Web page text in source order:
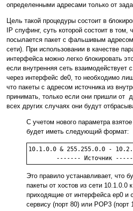
определенными адресами только от
Цель такой процедуры состоит в
IP спуфинг, суть которой состоит в
посылается пакет с фальшивым адресом
сети). При использовании в качестве
интерфейса можно легко блокировать
если внутренняя сеть взаимодействует
через интерфейс de0, то необходимо
что пакеты с адресом источника из
принимать, только если они пришли от
всех других случаях они будут
С учетом нового параметра
будет иметь следующий формат:
10.1.0.0 & 255.255.0.0 -
------- Источник
Это правило устанавливает, что
пакеты от хостов из сети 10.1.0.0
приходящие от интерфейса ep0 и
сервису (порт 80) или POP3 (порт